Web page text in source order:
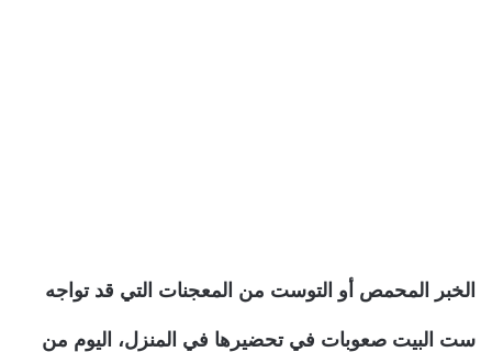
الخبر المحمص أو التوست من المعجنات التي قد تواجه
ست البيت صعوبات في تحضيرها في المنزل، اليوم من